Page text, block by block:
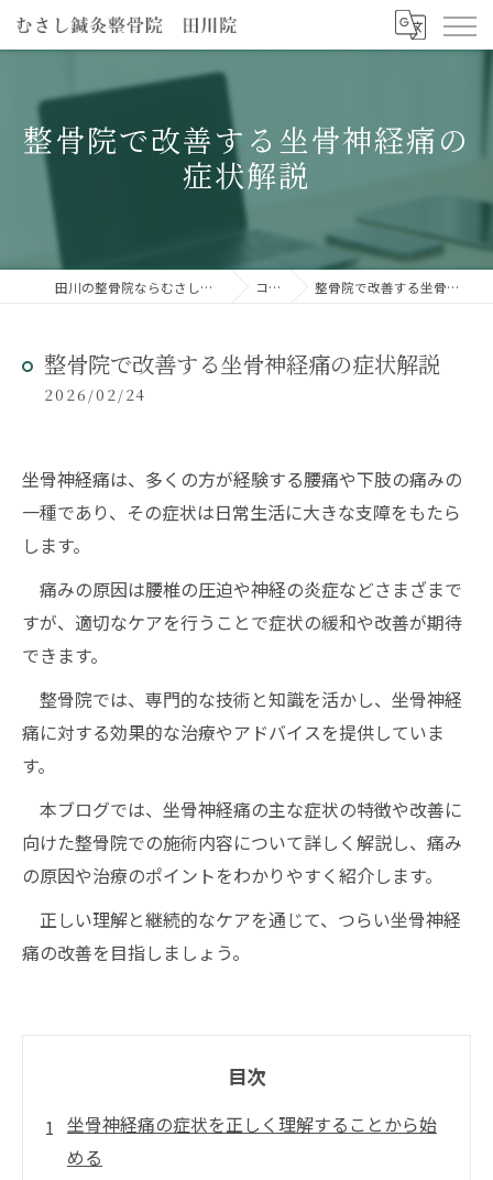
整骨院で改善する坐骨神経痛の
症状解説
田川の整骨院ならむさし鍼灸整骨院 田川院 コラム 整骨院で改善する坐骨神経痛の症状解説
整骨院で改善する坐骨神経痛の症状解説
2026/02/24
坐骨神経痛は、多くの方が経験する腰痛や下肢の痛みの
一種であり、その症状は日常生活に大きな支障をもたら
します。
痛みの原因は腰椎の圧迫や神経の炎症などさまざまで
すが、適切なケアを行うことで症状の緩和や改善が期待
できます。
整骨院では、専門的な技術と知識を活かし、坐骨神経
痛に対する効果的な治療やアドバイスを提供していま
す。
本ブログでは、坐骨神経痛の主な症状の特徴や改善に
向けた整骨院での施術内容について詳しく解説し、痛み
の原因や治療のポイントをわかりやすく紹介します。
正しい理解と継続的なケアを通じて、つらい坐骨神経
痛の改善を目指しましょう。
目次
坐骨神経痛の症状を正しく理解することから始
める